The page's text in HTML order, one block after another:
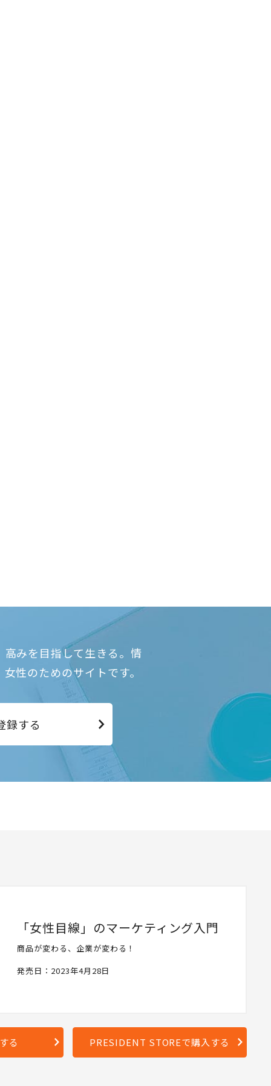
みを目指して生きる。情
性のためのサイトです。
録する
「女性目線」のマーケティング入門
商品が変わる、企業が変わる！
発売日：2023年4月28日
る PRESIDENT STOREで購入する